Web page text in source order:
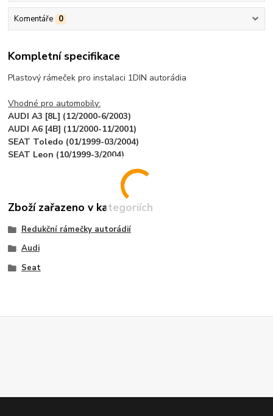
Komentáře 0
Kompletní specifikace
Plastový rámeček pro instalaci 1DIN autorádia
Vhodné pro automobily:
AUDI A3 [8L] (12/2000-6/2003)
AUDI A6 [4B] (11/2000-11/2001)
SEAT Toledo (01/1999-03/2004)
SEAT Leon (10/1999-3/2004)
Zboží zařazeno v kategoriích
Redukční rámečky autorádií
Audi
Seat